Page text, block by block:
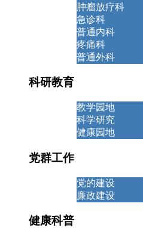
肿瘤放疗科
急诊科
普通内科
疼痛科
普通外科
科研教育
教学园地
科学研究
健康园地
党群工作
党的建设
廉政建设
健康科普